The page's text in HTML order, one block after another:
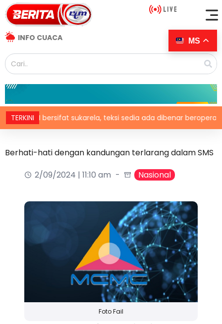
INFO CUACA
TERKINI
bersifat sukarela, teksi sedia ada dibenar beroperasi
Berhati-hati dengan kandungan terlarang dalam SMS
2/09/2024 | 11:10 am
Nasional
Foto Fail
MS